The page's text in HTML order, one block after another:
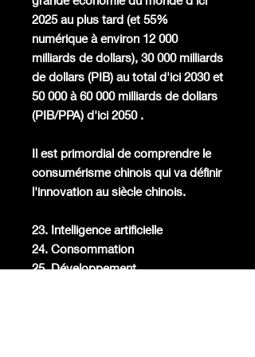
2025 au plus tard (et 55%
numérique à environ 12 000
milliards de dollars), 30 000 milliards
de dollars (PIB) au total d'ici 2030 et
50 000 à 60 000 milliards de dollars
(PIB/PPA) d'ici 2050 .
Il est primordial de comprendre le
consumérisme chinois qui va définir
l'innovation au siècle chinois.
23. Intelligence artificielle
24. Consommation
25. Développement